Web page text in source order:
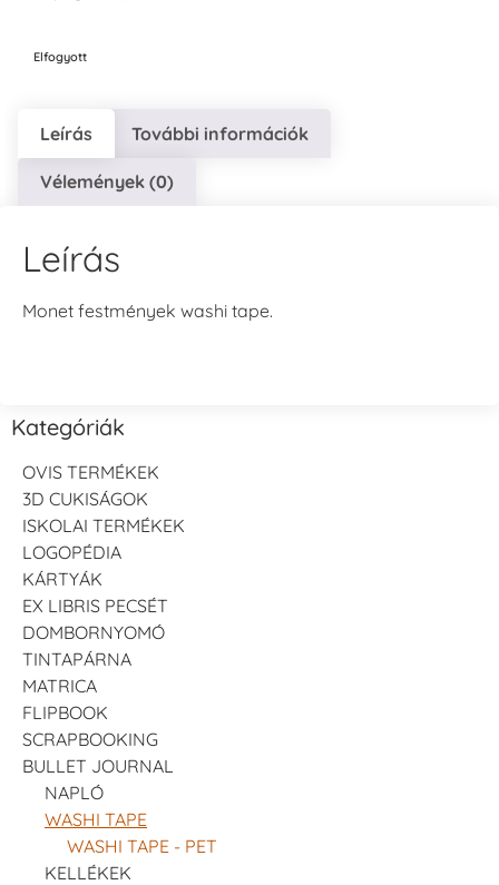
Elfogyott
Leírás További információk
Vélemények (0)
Leírás
Monet festmények washi tape.
Kategóriák
OVIS TERMÉKEK
3D CUKISÁGOK
ISKOLAI TERMÉKEK
LOGOPÉDIA
KÁRTYÁK
EX LIBRIS PECSÉT
DOMBORNYOMÓ
TINTAPÁRNA
MATRICA
FLIPBOOK
SCRAPBOOKING
BULLET JOURNAL
NAPLÓ
WASHI TAPE
WASHI TAPE - PET
KELLÉKEK